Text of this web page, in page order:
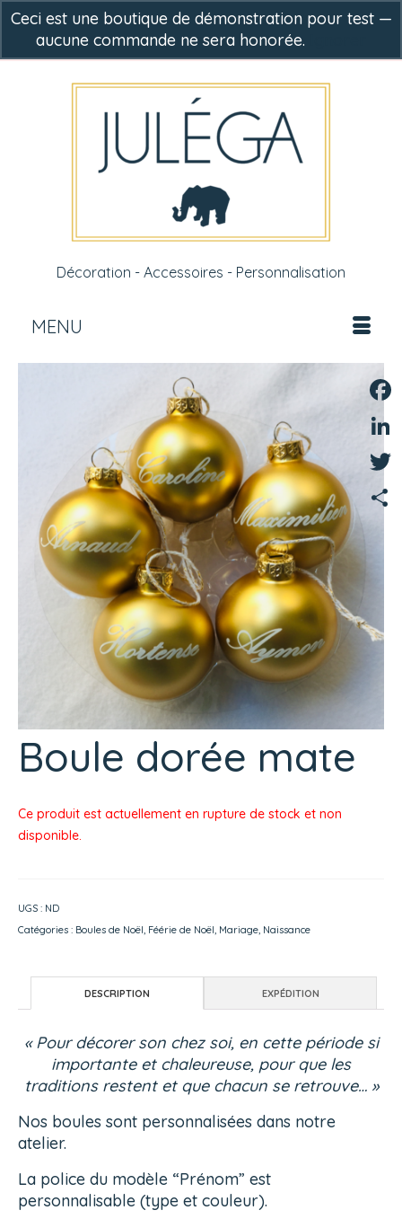
- 0,00€
Décoration - Accessoires - Personnalisation
MENU
Boule dorée mate
Ce produit est actuellement en rupture de stock et non
disponible.
UGS : ND
Catégories : Boules de Noël, Féérie de Noël, Mariage, Naissance
DESCRIPTION EXPÉDITION
« Pour décorer son chez soi, en cette période si
importante et chaleureuse, pour que les
traditions restent et que chacun se retrouve… »
Nos boules sont personnalisées dans notre
atelier.
La police du modèle “Prénom” est
personnalisable (type et couleur).
Ceci est une boutique de démonstration pour test —
aucune commande ne sera honorée.